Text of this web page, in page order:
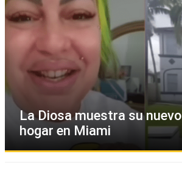
La Diosa muestra su nuevo
hogar en Miami